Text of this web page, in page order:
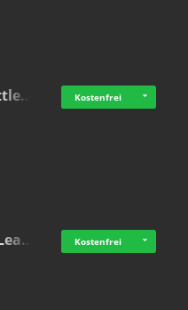
Kostenfrei
Kostenfrei